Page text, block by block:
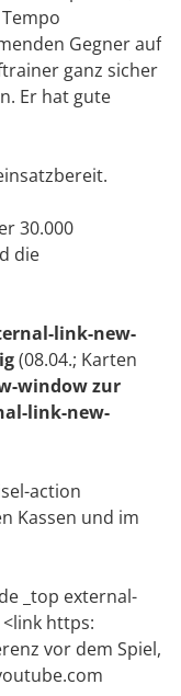
Gegner auf
ganz sicher
Er hat gute
30.000
die
link-new-
(08.04.; Karten
window zur
link-new-
action
Kassen und im
_top external-
https:
vor dem Spiel,